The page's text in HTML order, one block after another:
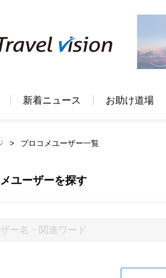
新着ニュース お助け道場
プロコメユーザー一覧
ユーザーを探す